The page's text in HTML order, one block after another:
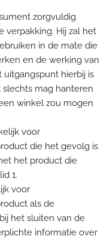
zorgvuldig
verpakking. Hij zal het
in de mate die
en de werking van
hierbij is
mag hanteren
winkel zou mogen
voor
die het gevolg is
het product die
1.
voor
als de
het sluiten van de
informatie over